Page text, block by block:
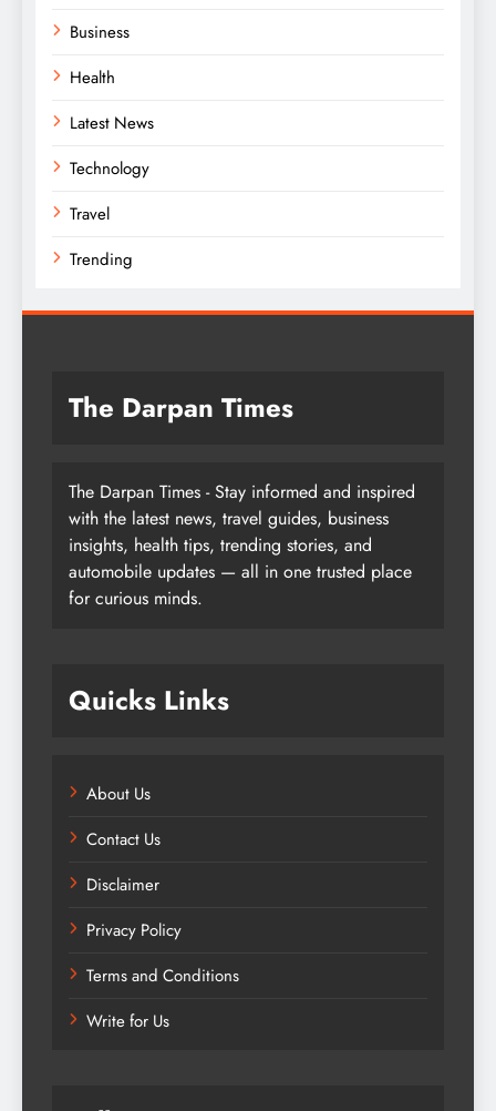
Business
Health
Latest News
Technology
Travel
Trending
The Darpan Times
The Darpan Times - Stay informed and inspired
with the latest news, travel guides, business
insights, health tips, trending stories, and
automobile updates — all in one trusted place
for curious minds.
Quicks Links
About Us
Contact Us
Disclaimer
Privacy Policy
Terms and Conditions
Write for Us